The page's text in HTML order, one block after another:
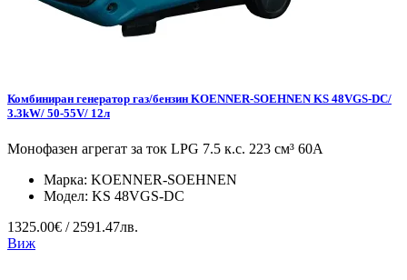
Комбиниран генератор газ/бензин KOENNER-SOEHNEN KS 48VGS-DC/
3.3kW/ 50-55V/ 12л
Монофазен агрегат за ток LPG 7.5 к.с. 223 см³ 60А
Марка: KOENNER-SOEHNEN
Модел: KS 48VGS-DC
1325.00€ / 2591.47лв.
Виж